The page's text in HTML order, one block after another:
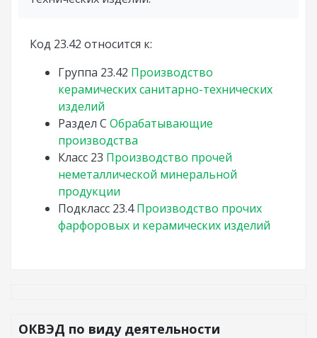
Код 23.42 относится к:
Группа 23.42 Производство
керамических санитарно-технических
изделий
Раздел C Обрабатывающие
производства
Класс 23 Производство прочей
неметаллической минеральной
продукции
Подкласс 23.4 Производство прочих
фарфоровых и керамических изделий
ОКВЭД по виду деятельности